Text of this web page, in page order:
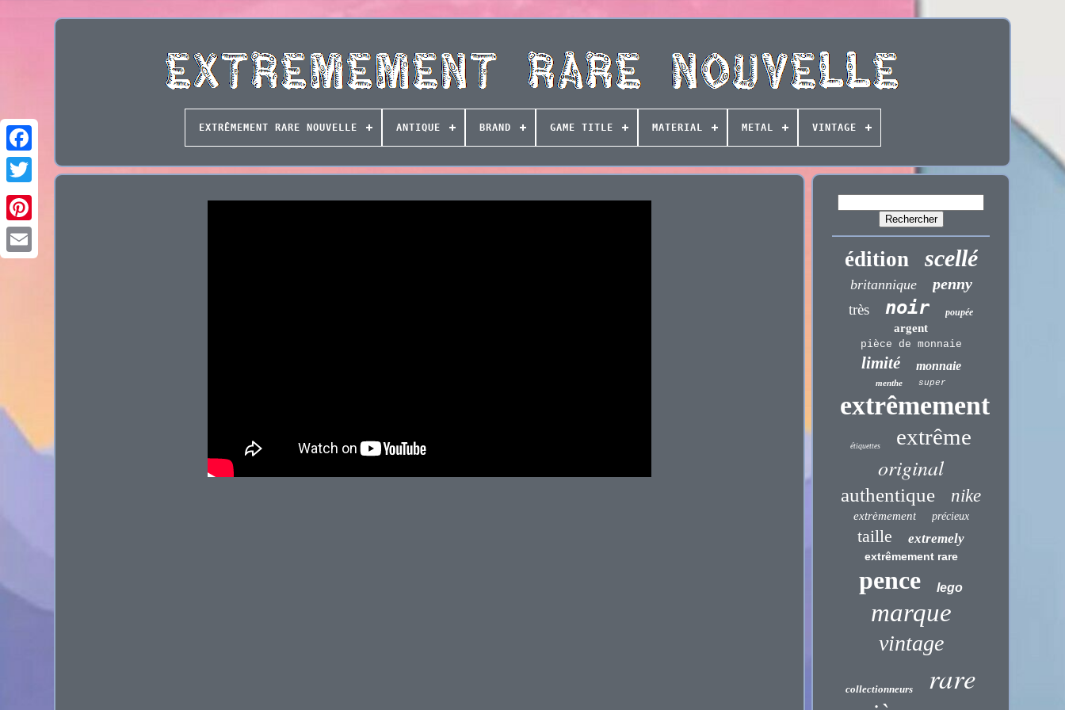
EXTRÊMEMENT RARE NOUVELLE ANTIQUE BRAND GAME TITLE MATERIAL METAL VINTAGE
édition scellé
britannique penny
très noir poupée
argent
pièce de monnaie
limité monnaie
menthe super
extrêmement
étiquettes extrême
original
authentique nike
extrèmement précieux
taille extremely
extrêmement rare
pence lego
marque
vintage
collectionneurs rare